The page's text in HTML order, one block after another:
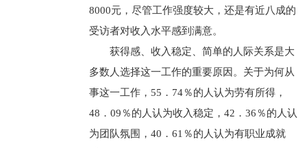
8000元，尽管工作强度较大，还是有近八成的
受访者对收入水平感到满意。
获得感、收入稳定、简单的人际关系是大
多数人选择这一工作的重要原因。关于为何从
事这一工作，55．74％的人认为劳有所得，
48．09％的人认为收入稳定，42．36％的人认
为团队氛围，40．61％的人认为有职业成就